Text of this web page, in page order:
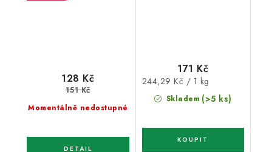
Momentálně nedostupné
128 Kč
151 Kč
Skladem (>5 ks)
171 Kč
Měrná
cena:
244,29 Kč / 1 kg